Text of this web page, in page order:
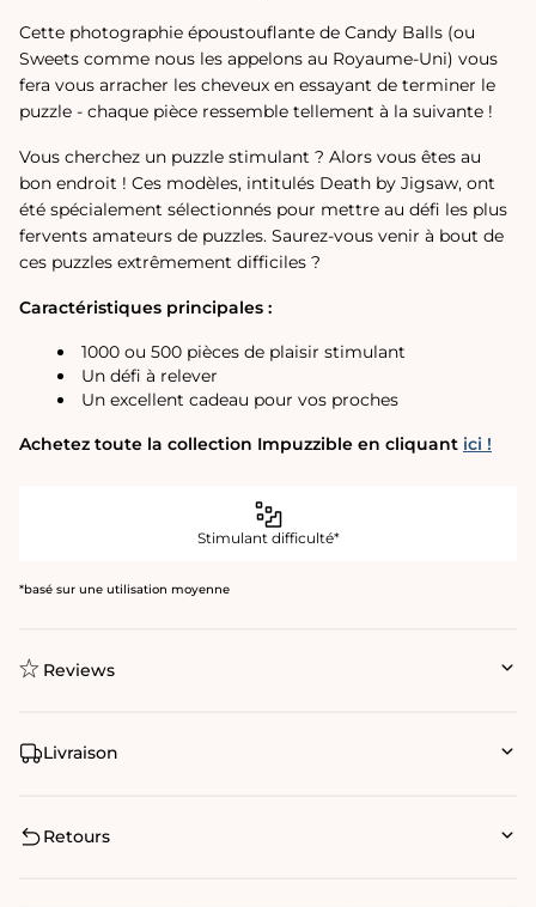
Cette photographie époustouflante de Candy Balls (ou
Sweets comme nous les appelons au Royaume-Uni) vous
fera vous arracher les cheveux en essayant de terminer le
puzzle - chaque pièce ressemble tellement à la suivante !
Vous cherchez un puzzle stimulant ? Alors vous êtes au
bon endroit ! Ces modèles, intitulés Death by Jigsaw, ont
été spécialement sélectionnés pour mettre au défi les plus
fervents amateurs de puzzles. Saurez-vous venir à bout de
ces puzzles extrêmement difficiles ?
Caractéristiques principales :
1000 ou 500 pièces de plaisir stimulant
Un défi à relever
Un excellent cadeau pour vos proches
Achetez toute la collection Impuzzible en cliquant ici !
Stimulant difficulté*
*basé sur une utilisation moyenne
Reviews
Livraison
Retours